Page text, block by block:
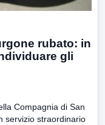
rubato: in
gli
Compagnia di San
servizio straordinario